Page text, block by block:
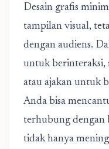
Desain grafis
tampilan visual,
dengan audiens.
untuk berinteraksi,
atau ajakan untuk
Anda bisa
terhubung dengan
tidak hanya